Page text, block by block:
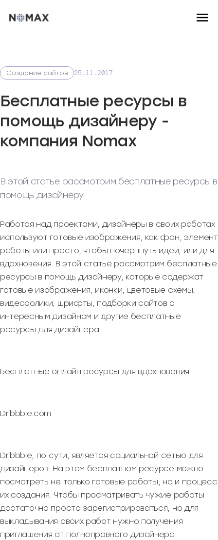
Создание сайтов 25.11.2017
Бесплатные ресурсы в
помощь дизайнеру -
компания Nomax
В этой статье рассмотрим бесплатные ресурсы в
помощь дизайнеру
Работая над проектами, дизайнеры в своих работах
используют готовые изображения, как фон, элемент
работы или просто, чтобы почерпнуть идеи, или для
вдохновения. В этой статье рассмотрим бесплатные
ресурсы в помощь дизайнеру, которые содержат
готовые изображения, иконки, цветовые схемы,
видеоролики, шрифты, подборки сайтов с
интересным дизайном и другие бесплатные
ресурсы для дизайнера.
Бесплатные онлайн ресурсы для вдохновения
Dribbble.com
Dribbble, по сути, является социальной сетью для
дизайнеров. На этом бесплатном ресурсе можно
посмотреть не только готовые работы, но и процесс
их создания. Чтобы просматривать чужие работы
достаточно просто зарегистрироваться, но для
выкладывания своих работ нужно получения
приглашения от полноправного дизайнера